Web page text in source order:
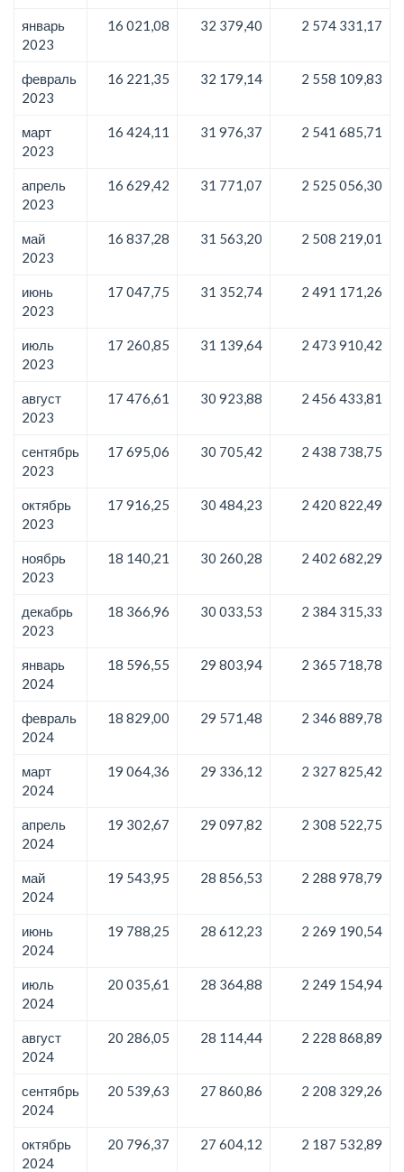
январь
2023
16 021,08 32 379,40 2 574 331,17
февраль
2023
16 221,35 32 179,14 2 558 109,83
март
2023
16 424,11 31 976,37 2 541 685,71
апрель
2023
16 629,42 31 771,07 2 525 056,30
май
2023
16 837,28 31 563,20 2 508 219,01
июнь
2023
17 047,75 31 352,74 2 491 171,26
июль
2023
17 260,85 31 139,64 2 473 910,42
август
2023
17 476,61 30 923,88 2 456 433,81
сентябрь
2023
17 695,06 30 705,42 2 438 738,75
октябрь
2023
17 916,25 30 484,23 2 420 822,49
ноябрь
2023
18 140,21 30 260,28 2 402 682,29
декабрь
2023
18 366,96 30 033,53 2 384 315,33
январь
2024
18 596,55 29 803,94 2 365 718,78
февраль
2024
18 829,00 29 571,48 2 346 889,78
март
2024
19 064,36 29 336,12 2 327 825,42
апрель
2024
19 302,67 29 097,82 2 308 522,75
май
2024
19 543,95 28 856,53 2 288 978,79
июнь
2024
19 788,25 28 612,23 2 269 190,54
июль
2024
20 035,61 28 364,88 2 249 154,94
август
2024
20 286,05 28 114,44 2 228 868,89
сентябрь
2024
20 539,63 27 860,86 2 208 329,26
октябрь
2024
20 796,37 27 604,12 2 187 532,89